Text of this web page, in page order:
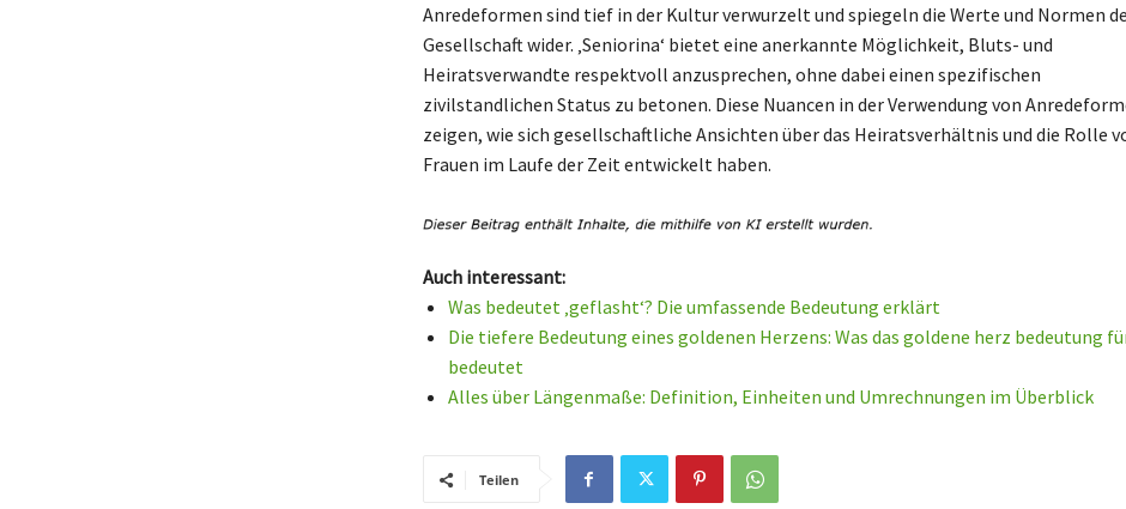
Anredeformen sind tief in der Kultur verwurzelt und spiegeln die Werte und Normen
Gesellschaft wider. ‚Seniorina‘ bietet eine anerkannte Möglichkeit, Bluts- und
Heiratsverwandte respektvoll anzusprechen, ohne dabei einen spezifischen
zivilstandlichen Status zu betonen. Diese Nuancen in der Verwendung von
zeigen, wie sich gesellschaftliche Ansichten über das Heiratsverhältnis und die Rolle
Frauen im Laufe der Zeit entwickelt haben.
Auch interessant:
Was bedeutet ‚geflasht‘? Die umfassende Bedeutung erklärt
Die tiefere Bedeutung eines goldenen Herzens: Was das goldene herz bedeutung
bedeutet
Alles über Längenmaße: Definition, Einheiten und Umrechnungen im Überblick
Teilen